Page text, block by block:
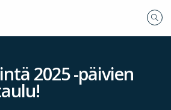
2025 -päivien